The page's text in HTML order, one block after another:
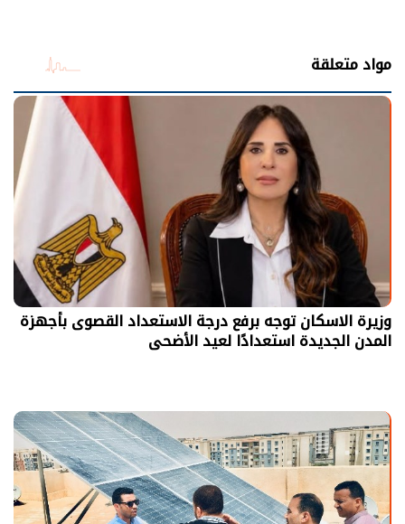
مواد متعلقة
وزيرة الاسكان توجه برفع درجة الاستعداد القصوى بأجهزة
المدن الجديدة استعدادًا لعيد الأضحى